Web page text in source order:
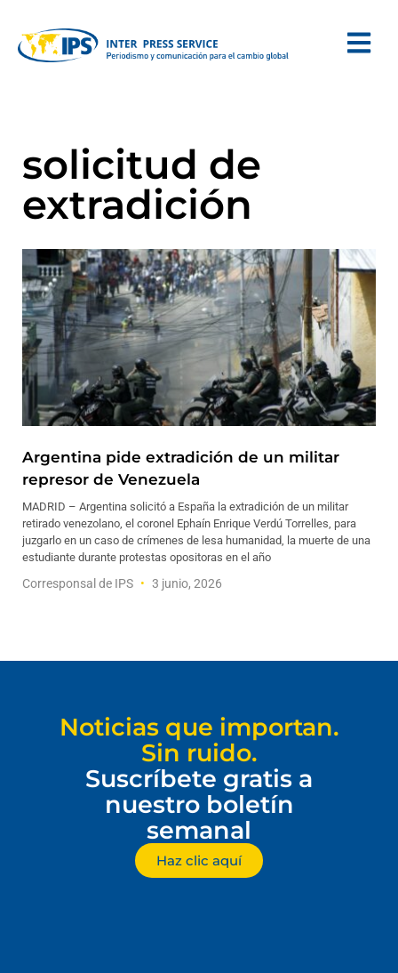
solicitud de
extradición
Argentina pide extradición de un militar
represor de Venezuela
MADRID – Argentina solicitó a España la extradición de un militar
retirado venezolano, el coronel Ephaín Enrique Verdú Torrelles, para
juzgarlo en un caso de crímenes de lesa humanidad, la muerte de una
estudiante durante protestas opositoras en el año
Corresponsal de IPS 3 junio, 2026
Noticias que importan.
Sin ruido.
Suscríbete gratis a
nuestro boletín
semanal
Haz clic aquí